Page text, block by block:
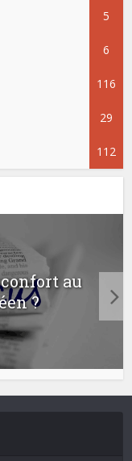
5
6
116
29
112
au
?